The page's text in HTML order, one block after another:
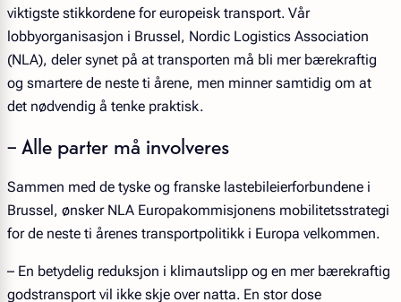
viktigste stikkordene for europeisk transport. Vår
lobbyorganisasjon i Brussel, Nordic Logistics Association
(NLA), deler synet på at transporten må bli mer bærekraftig
og smartere de neste ti årene, men minner samtidig om at
det nødvendig å tenke praktisk.
– Alle parter må involveres
Sammen med de tyske og franske lastebileierforbundene i
Brussel, ønsker NLA Europakommisjonens mobilitetsstrategi
for de neste ti årenes transportpolitikk i Europa velkommen.
– En betydelig reduksjon i klimautslipp og en mer bærekraftig
godstransport vil ikke skje over natta. En stor dose